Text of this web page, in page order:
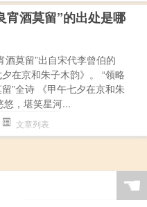
宵酒莫留”的出处是哪
酒莫留”出自宋代李曾伯的
夕在京和朱子木韵》。 “领略
”全诗 《甲午七夕在京和朱
悠，堪笑星河...
文章列表
☚